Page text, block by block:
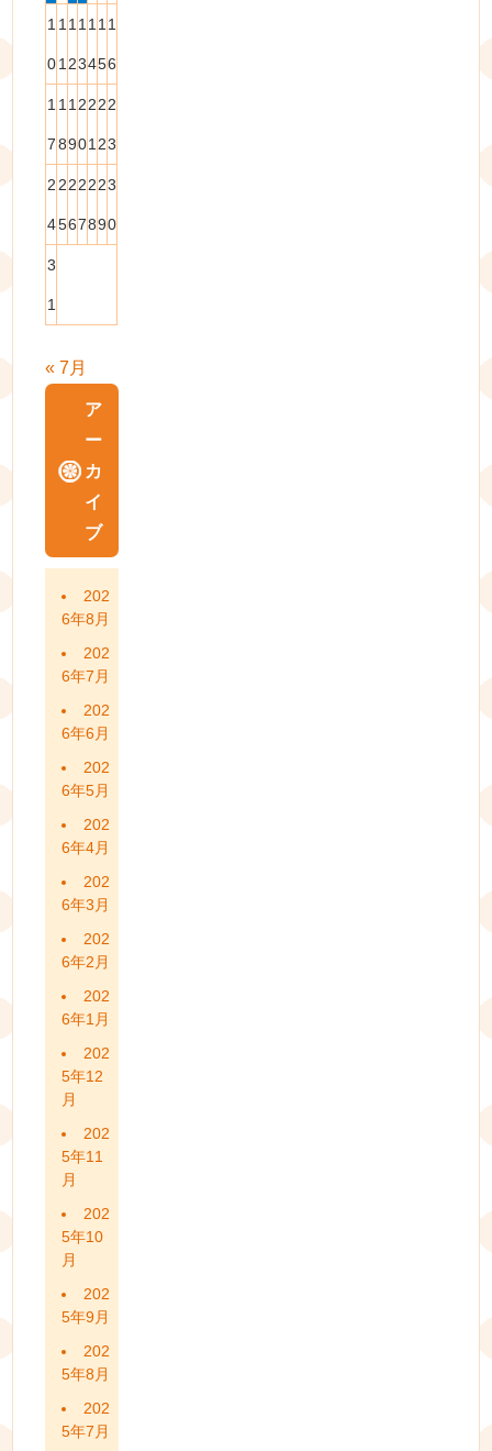
1
0
1
1
1
2
1
3
1
4
1
5
1
6
1
7
1
8
1
9
2
0
2
1
2
2
2
3
2
4
2
5
2
6
2
7
2
8
2
9
3
0
3
1
« 7月
ア
ー
カ
イ
ブ
202
6年8月
202
6年7月
202
6年6月
202
6年5月
202
6年4月
202
6年3月
202
6年2月
202
6年1月
202
5年12
月
202
5年11
月
202
5年10
月
202
5年9月
202
5年8月
202
5年7月